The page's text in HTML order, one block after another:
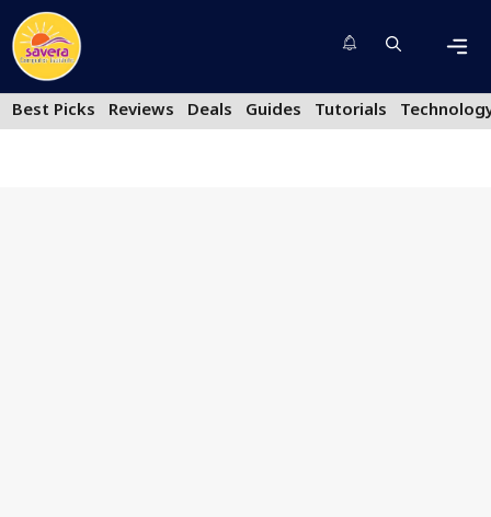
Skip
to
content
Best Picks
Reviews Deals Guides Tutorials